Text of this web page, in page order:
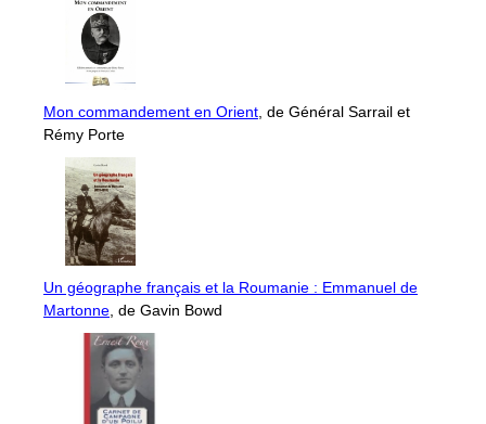
Mon commandement en Orient, de Général Sarrail et
Rémy Porte
Un géographe français et la Roumanie : Emmanuel de
Martonne, de Gavin Bowd